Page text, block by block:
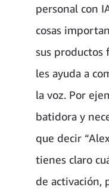
personal con
cosas
sus productos
les ayuda a
la voz. Por
batidora y
que decir
tienes claro
de activación,